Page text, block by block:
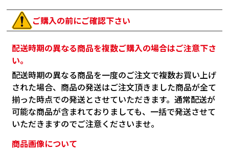
ご購入の前にご確認下さい
配送時期の異なる商品を複数ご購入の場合はご注意下さ
い。
配送時期の異なる商品を一度のご注文で複数お買い上げ
された場合、商品の発送はご注文頂きました商品が全て
揃った時点での発送とさせていただきます。通常配送が
可能な商品が含まれておりましても、一括で発送させて
いただきますのでご注意くださいませ。
商品画像について